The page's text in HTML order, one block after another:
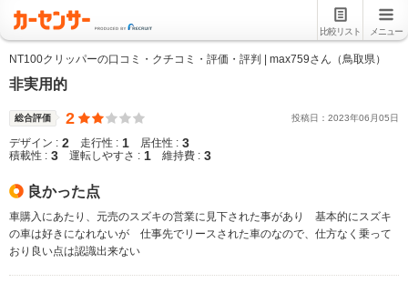
比較リスト メニュー
NT100クリッパーの口コミ・クチコミ・評価・評判 | max759さん（鳥取県）
非実用的
総合評価 2 投稿日： 2023年06 月05日
デザイン : 2 走行性 : 1 居住性 : 3
積載性 : 3 運転しやすさ : 1 維持費 : 3
良かった点
車購入にあたり、元売のスズキの営業に見下された事があり 基本的にスズキ
の車は好きになれないが 仕事先でリースされた車のなので、仕方なく乗って
おり良い点は認識出来ない